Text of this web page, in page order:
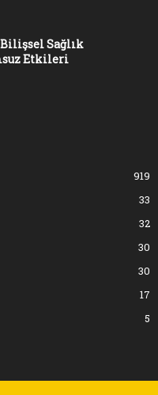
Bilişsel Sağlık
Etkileri
919
33
32
30
30
17
5